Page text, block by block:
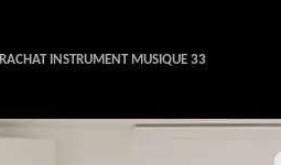
RACHAT INSTRUMENT MUSIQUE 33